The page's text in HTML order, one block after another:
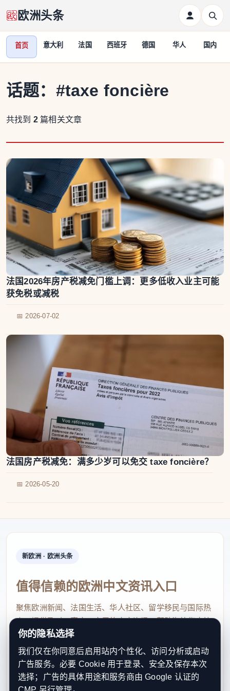
欧洲头条
首页 意大利 法国 西班牙 德国 华人 国内
话题： #taxe foncière
共找到 2 篇相关文章
法国2026年房产税减免门槛上调：更多低收入业主可能
获免税或减税
📅 2026-07-02
法国房产税减免：满多少岁可以免交 taxe foncière？
📅 2026-05-20
新欧洲 · 欧洲头条
值得信赖的欧洲中文资讯入口
聚焦欧洲新闻、法国生活、华人社区、留学移民与国际热
点，提供及时、真实、实用的中文资讯，帮助海外华人快
速了解欧洲动态。
contact@xinouzhou.com
服务支持、版权与合作：工作日优先处理站务、投稿与权
利通知
你的隐私选择
我们仅在你同意后启用站内个性化、访问分析或启动
广告服务。必要 Cookie 用于登录、安全及保存本次
选择；广告的具体用途和服务商由 Google 认证的